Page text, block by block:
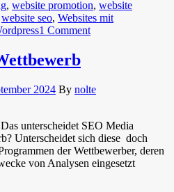
, website promotion, website
website seo, Websites mit
1 Comment
2024 By nolte
unterscheidet SEO Media
Unterscheidet sich diese doch
der Wettbewerber, deren
von Analysen eingesetzt